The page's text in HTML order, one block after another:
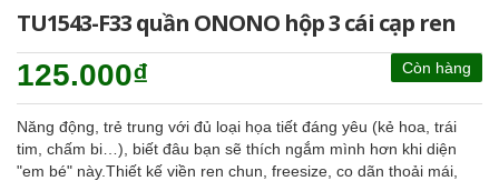
TU1543-F33 quần ONONO hộp 3 cái cạp ren
Còn hàng
125.000₫
Năng động, trẻ trung với đủ loại họa tiết đáng yêu (kẻ hoa, trái
tim, chấm bi…), biết đâu bạn sẽ thích ngắm mình hơn khi diện
"em bé" này.Thiết kế viền ren chun, freesize, co dãn thoải mái,